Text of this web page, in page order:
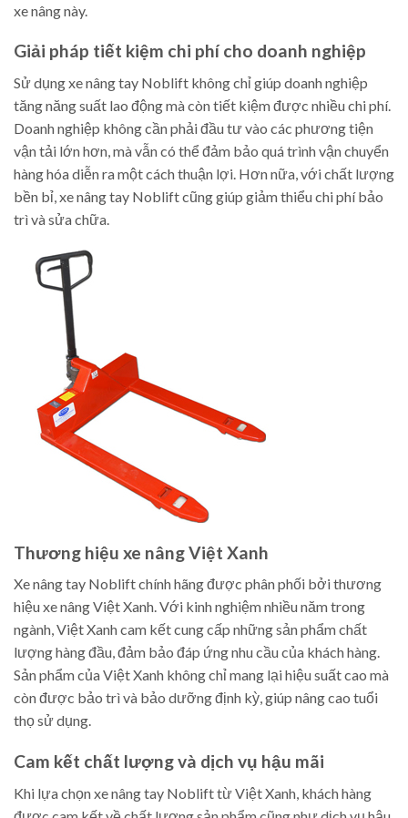
xe nâng này.
Giải pháp tiết kiệm chi phí cho doanh nghiệp
Sử dụng xe nâng tay Noblift không chỉ giúp doanh nghiệp
tăng năng suất lao động mà còn tiết kiệm được nhiều chi phí.
Doanh nghiệp không cần phải đầu tư vào các phương tiện
vận tải lớn hơn, mà vẫn có thể đảm bảo quá trình vận chuyển
hàng hóa diễn ra một cách thuận lợi. Hơn nữa, với chất lượng
bền bỉ, xe nâng tay Noblift cũng giúp giảm thiểu chi phí bảo
trì và sửa chữa.
Thương hiệu xe nâng Việt Xanh
Xe nâng tay Noblift chính hãng được phân phối bởi thương
hiệu xe nâng Việt Xanh. Với kinh nghiệm nhiều năm trong
ngành, Việt Xanh cam kết cung cấp những sản phẩm chất
lượng hàng đầu, đảm bảo đáp ứng nhu cầu của khách hàng.
Sản phẩm của Việt Xanh không chỉ mang lại hiệu suất cao mà
còn được bảo trì và bảo dưỡng định kỳ, giúp nâng cao tuổi
thọ sử dụng.
Cam kết chất lượng và dịch vụ hậu mãi
Khi lựa chọn xe nâng tay Noblift từ Việt Xanh, khách hàng